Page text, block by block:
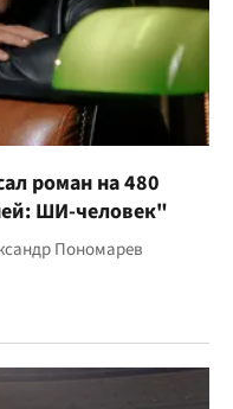
роман на 480
ШИ-человек"
Пономарев